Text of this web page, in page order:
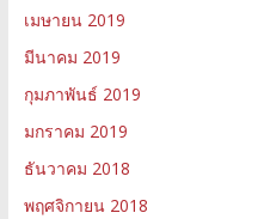
เมษายน 2019
มีนาคม 2019
กุมภาพันธ์ 2019
มกราคม 2019
ธันวาคม 2018
พฤศจิกายน 2018